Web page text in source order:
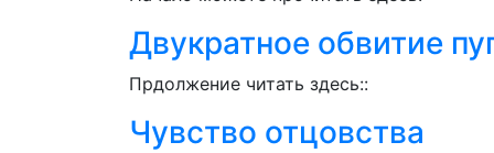
Двукратное обвитие
Прдолжение читать здесь::
Чувство отцовства